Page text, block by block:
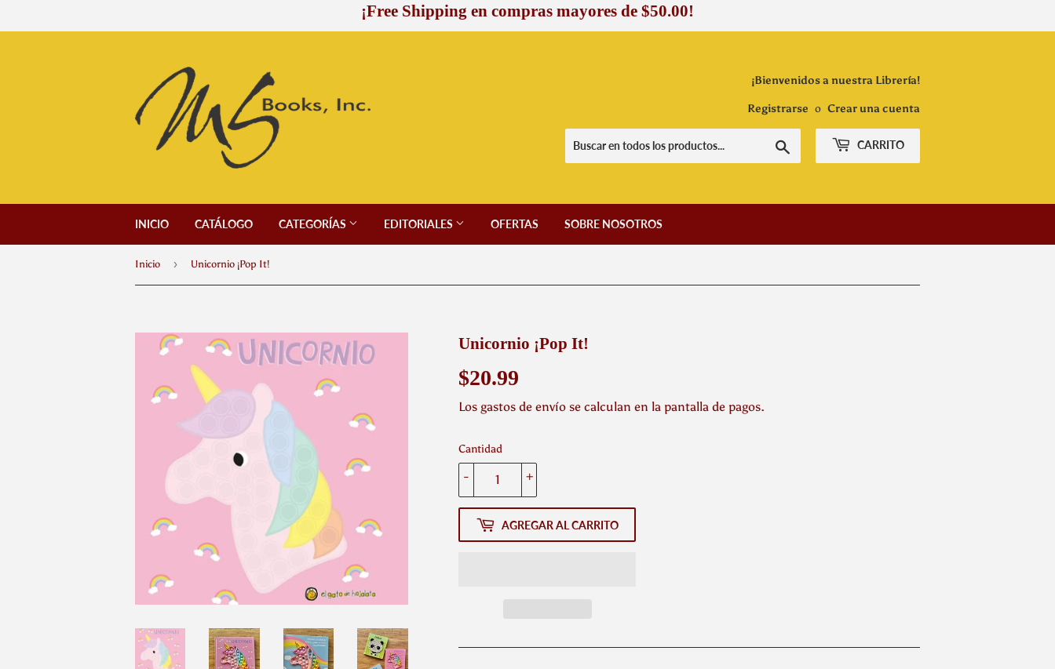
¡Free Shipping en compras mayores de $50.00!
¡Bienvenidos a nuestra Librería!
Registrarse o Crear una cuenta
CARRITO
INICIO CATÁLOGO CATEGORÍAS EDITORIALES OFERTAS SOBRE NOSOTROS
Inicio › Unicornio ¡Pop It!
Unicornio ¡Pop It!
$20.99
Los gastos de envío se calculan en la pantalla de pagos.
Cantidad
+
-
AGREGAR AL CARRITO